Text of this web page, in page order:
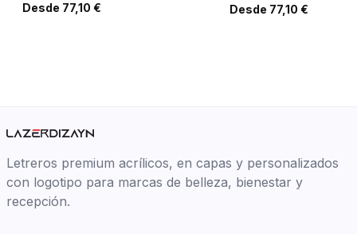
Desde 77,10 € Desde 77,10 €
Letreros premium acrílicos, en capas y personalizados
con logotipo para marcas de belleza, bienestar y
recepción.